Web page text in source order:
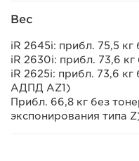
Вес
iR 2645i: прибл. 75,5 кг
iR 2630i: прибл. 73,6 кг
iR 2625i: прибл. 73,6 кг
АДПД AZ1)
Прибл. 66,8 кг без
экспонирования типа